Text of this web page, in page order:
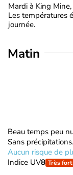
Mardi à King
Les températures
journée.
Matin
Beau temps peu
Sans précipitations.
Aucun risque de
Indice UV8 Très fort